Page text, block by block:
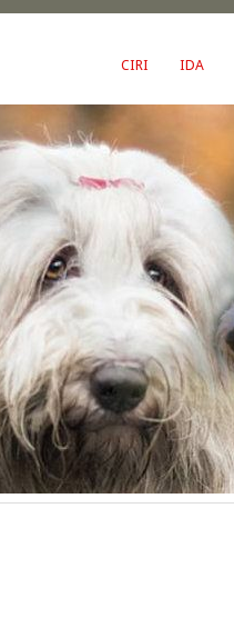
CIRI IDA